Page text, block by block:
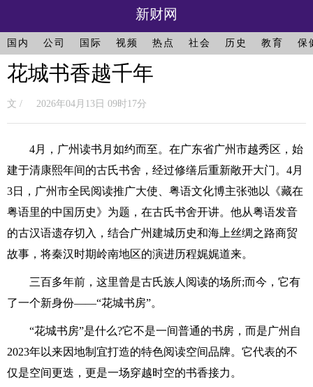
新财网
国内 公司 国际 视频 热点 社会 历史 教育 保
花城书香越千年
文 / 2026年04月13日 09时17分
4月，广州读书月如约而至。在广东省广州市越秀区，始
建于清康熙年间的古氏书舍，经过修缮后重新敞开大门。4月
3日，广州市全民阅读推广大使、粤语文化博主张弛以《藏在
粤语里的中国历史》为题，在古氏书舍开讲。他从粤语发音
的古汉语遗存切入，结合广州建城历史和海上丝绸之路商贸
故事，将秦汉时期岭南地区的演进历程娓娓道来。
三百多年前，这里曾是古氏族人阅读的场所;而今，它有
了一个新身份——“花城书房”。
“花城书房”是什么?它不是一间普通的书房，而是广州自
2023年以来因地制宜打造的特色阅读空间品牌。它代表的不
仅是空间更迭，更是一场穿越时空的书香接力。